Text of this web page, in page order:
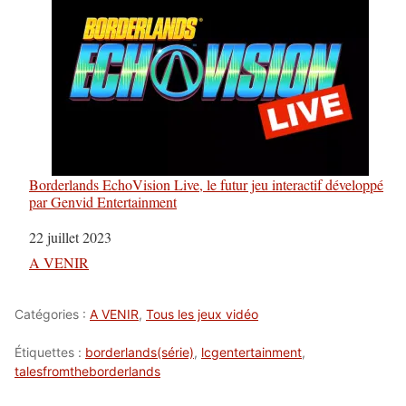
Borderlands EchoVision Live, le futur jeu interactif développé
par Genvid Entertainment
Date
22 juillet 2023
Par rapport à
A VENIR
Catégories : A VENIR, Tous les jeux vidéo
Étiquettes : borderlands(série), lcgentertainment,
talesfromtheborderlands